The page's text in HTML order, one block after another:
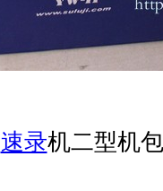
速录机二型机